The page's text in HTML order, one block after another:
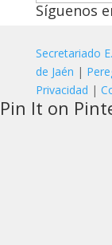
Síguenos
Secretariado
de Jaén |
Privacidad |
Pin It on